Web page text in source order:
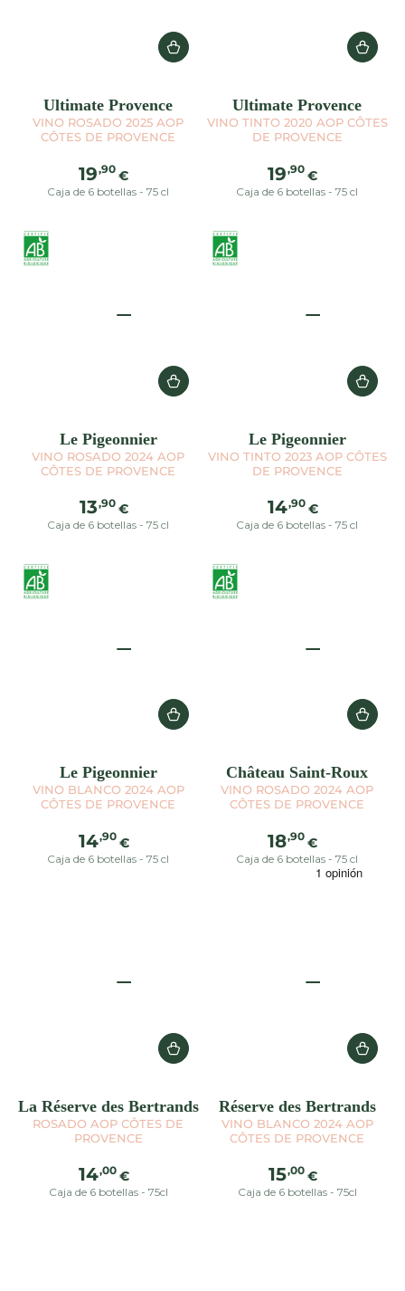
Ultimate Provence
VINO ROSADO 2025 AOP
CÔTES DE PROVENCE
Precio
regular
19,90 €
Caja de 6 botellas - 75 cl
Ultimate Provence
VINO TINTO 2020 AOP CÔTES
DE PROVENCE
Precio
regular
19,90 €
Caja de 6 botellas - 75 cl
Le Pigeonnier
VINO ROSADO 2024 AOP
CÔTES DE PROVENCE
Precio
regular
13,90 €
Caja de 6 botellas - 75 cl
Le Pigeonnier
VINO TINTO 2023 AOP CÔTES
DE PROVENCE
Precio
regular
14,90 €
Caja de 6 botellas - 75 cl
Le Pigeonnier
VINO BLANCO 2024 AOP
CÔTES DE PROVENCE
Precio
regular
14,90 €
Caja de 6 botellas - 75 cl
Château Saint-Roux
VINO ROSADO 2024 AOP
CÔTES DE PROVENCE
Precio
regular
18,90 €
Caja de 6 botellas - 75 cl
La Réserve des Bertrands
ROSADO AOP CÔTES DE
PROVENCE
Precio
regular
14,00 €
Caja de 6 botellas - 75cl
Réserve des Bertrands
VINO BLANCO 2024 AOP
CÔTES DE PROVENCE
Precio
regular
15,00 €
Caja de 6 botellas - 75cl